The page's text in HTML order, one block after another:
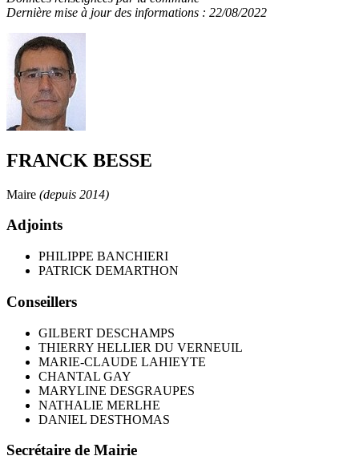
Dernière mise à jour des informations : 22/08/2022
FRANCK BESSE
Maire (depuis 2014)
Adjoints
PHILIPPE BANCHIERI
PATRICK DEMARTHON
Conseillers
GILBERT DESCHAMPS
THIERRY HELLIER DU VERNEUIL
MARIE-CLAUDE LAHIEYTE
CHANTAL GAY
MARYLINE DESGRAUPES
NATHALIE MERLHE
DANIEL DESTHOMAS
Secrétaire de Mairie